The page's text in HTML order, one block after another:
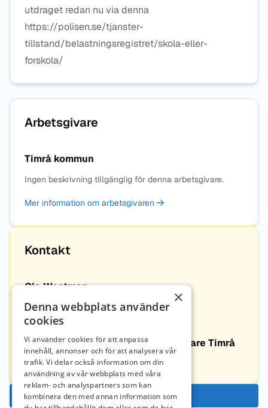
utdraget redan nu via denna
https://polisen.se/tjanster-
tillstand/belastningsregistret/skola-eller-
forskola/
Arbetsgivare
Timrå kommun
Ingen beskrivning tillgänglig för denna arbetsgivare.
Mer information om arbetsgivaren
Kontakt
Ola Westman
ola.westman@timra.se
+46761090587
Sveriges Lärare Timrå Sveriges lärare Timrå
Timra@sverigeslarare.se
Ansök nu
×
Denna webbplats använder
cookies
Vi använder cookies för att anpassa
innehåll, annonser och för att analysera vår
trafik. Vi delar också information om din
användning av vår webbplats med våra
reklam- och analyspartners som kan
kombinera den med annan information som